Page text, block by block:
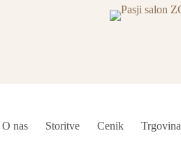
O nas Storitve Cenik Trgovina